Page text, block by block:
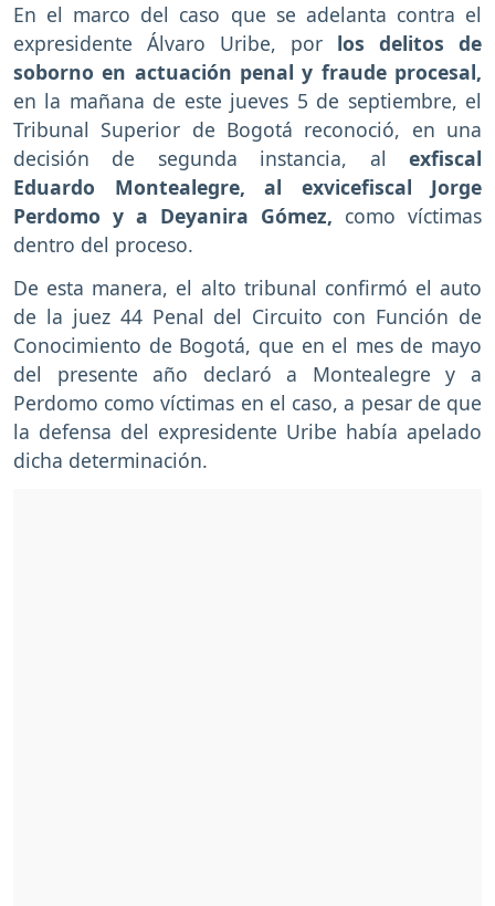
En el marco del caso que se adelanta contra el
expresidente Álvaro Uribe, por los delitos de
soborno en actuación penal y fraude procesal,
en la mañana de este jueves 5 de septiembre, el
Tribunal Superior de Bogotá reconoció, en una
decisión de segunda instancia, al exfiscal
Eduardo Montealegre, al exvicefiscal Jorge
Perdomo y a Deyanira Gómez, como víctimas
dentro del proceso.
De esta manera, el alto tribunal confirmó el auto
de la juez 44 Penal del Circuito con Función de
Conocimiento de Bogotá, que en el mes de mayo
del presente año declaró a Montealegre y a
Perdomo como víctimas en el caso, a pesar de que
la defensa del expresidente Uribe había apelado
dicha determinación.